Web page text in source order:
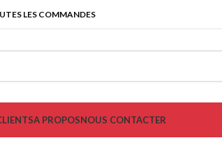
LES COMMANDES
A PROPOSNOUS CONTACTER